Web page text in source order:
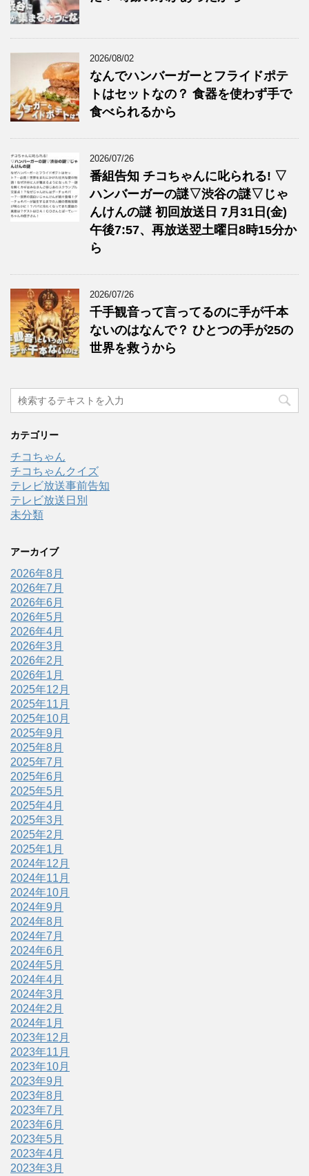
2026/08/02
なんでハンバーガーとフライドポテ
トはセットなの？ 食器を使わず手で
食べられるから
2026/07/26
番組告知 チコちゃんに叱られる! ▽
ハンバーガーの謎▽渋谷の謎▽じゃ
んけんの謎 初回放送日 7月31日(金)
午後7:57、再放送翌土曜日8時15分か
ら
2026/07/26
千手観音って言ってるのに手が千本
ないのはなんで？ ひとつの手が25の
世界を救うから
カテゴリー
チコちゃん
チコちゃんクイズ
テレビ放送事前告知
テレビ放送日別
未分類
アーカイブ
2026年8月
2026年7月
2026年6月
2026年5月
2026年4月
2026年3月
2026年2月
2026年1月
2025年12月
2025年11月
2025年10月
2025年9月
2025年8月
2025年7月
2025年6月
2025年5月
2025年4月
2025年3月
2025年2月
2025年1月
2024年12月
2024年11月
2024年10月
2024年9月
2024年8月
2024年7月
2024年6月
2024年5月
2024年4月
2024年3月
2024年2月
2024年1月
2023年12月
2023年11月
2023年10月
2023年9月
2023年8月
2023年7月
2023年6月
2023年5月
2023年4月
2023年3月